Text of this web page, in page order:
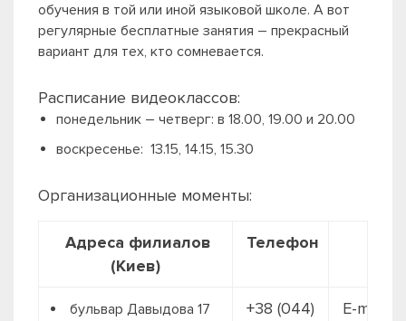
обучения в той или иной языковой школе. А вот
регулярные бесплатные занятия – прекрасный
вариант для тех, кто сомневается.
Расписание видеоклассов:
понедельник – четверг: в 18.00, 19.00 и 20.00
воскресенье: 13.15, 14.15, 15.30
Организационные моменты:
Адреса филиалов
(Киев)
Телефон
бульвар Давыдова 17
+38 (044)
E-mail: